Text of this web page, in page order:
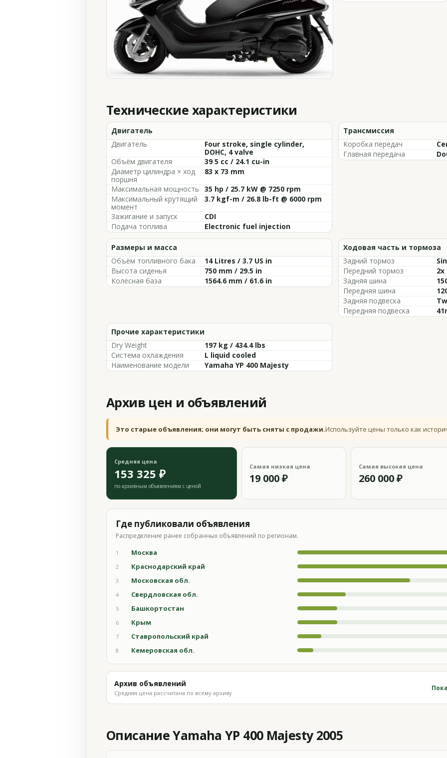
Технические характеристики
Двигатель
Двигатель
Four stroke, single cylinder,
DOHC, 4 valve
Объём двигателя
39 5 cc / 24.1 cu-in
Диаметр цилиндра × ход
поршня
83 x 73 mm
Максимальная мощность
35 hp / 25.7 kW @ 7250 rpm
Максимальный крутящий
момент
3.7 kgf-m / 26.8 lb-ft @ 6000 rpm
Зажигание и запуск
CDI
Подача топлива
Electronic fuel injection
Трансмиссия
Коробка передач
Главная передача
Размеры и масса
Объём топливного бака
14 Litres / 3.7 US in
Высота сиденья
750 mm / 29.5 in
Колёсная база
1564.6 mm / 61.6 in
Ходовая часть и тормоза
Задний тормоз
Передний тормоз
Задняя шина
Передняя шина
Задняя подвеска
Передняя подвеска
Прочие характеристики
Dry Weight
197 kg / 434.4 lbs
Система охлаждения
L liquid cooled
Наименование модели
Yamaha YP 400 Majesty
Архив цен и объявлений
Это старые объявления; они могут быть сняты с продажи.Используйте цены только как
Средняя цена
153 325 ₽
по архивным объявлениям с ценой
Самая низкая цена
19 000 ₽
Самая высокая цена
260 000 ₽
Где публиковали объявления
Распределение ранее собранных объявлений по регионам.
1 Москва
2
Краснодарский край
3
Московская обл.
4
Свердловская обл.
5
Башкортостан
6
Крым
7
Ставропольский край
8
Кемеровская обл.
Архив объявлений
Средняя цена рассчитана по всему архиву
Описание Yamaha YP 400 Majesty 2005